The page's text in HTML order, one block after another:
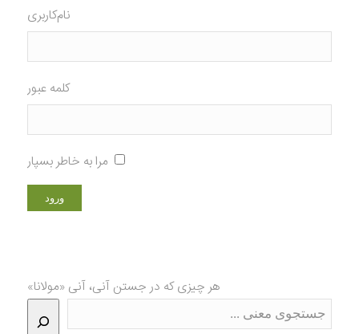
نام‌کاربری
کلمه عبور
مرا به خاطر بسپار
هر چیزی که در جستن آنی، آنی «مولانا»